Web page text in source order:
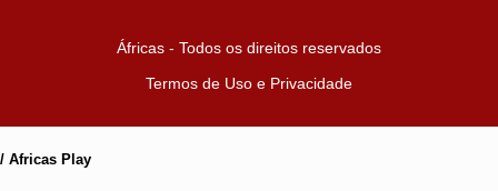
Áfricas - Todos os direitos reservados
Termos de Uso e Privacidade
/ Africas Play